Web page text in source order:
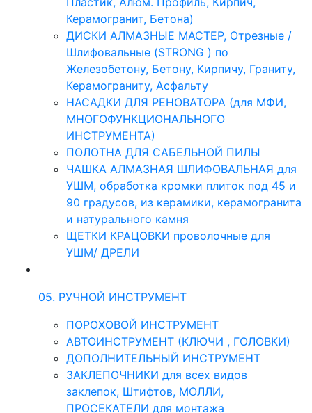
Керамогранит, Бетона)
ДИСКИ АЛМАЗНЫЕ МАСТЕР, Отрезные /
Шлифовальные (STRONG ) по
Железобетону, Бетону, Кирпичу, Граниту,
Керамограниту, Асфальту
НАСАДКИ ДЛЯ РЕНОВАТОРА (для МФИ,
МНОГОФУНКЦИОНАЛЬНОГО
ИНСТРУМЕНТА)
ПОЛОТНА ДЛЯ САБЕЛЬНОЙ ПИЛЫ
ЧАШКА АЛМАЗНАЯ ШЛИФОВАЛЬНАЯ для
УШМ, обработка кромки плиток под 45 и
90 градусов, из керамики, керамогранита
и натурального камня
ЩЕТКИ КРАЦОВКИ проволочные для
УШМ/ ДРЕЛИ
05. РУЧНОЙ ИНСТРУМЕНТ
ПОРОХОВОЙ ИНСТРУМЕНТ
АВТОИНСТРУМЕНТ (КЛЮЧИ , ГОЛОВКИ)
ДОПОЛНИТЕЛЬНЫЙ ИНСТРУМЕНТ
ЗАКЛЕПОЧНИКИ для всех видов
заклепок, Штифтов, МОЛЛИ,
ПРОСЕКАТЕЛИ для монтажа